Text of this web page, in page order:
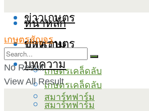
ข่าวเกษตร
บทความ
เกษตรเคล็ดลับ
สมาร์ทฟาร์ม
หน้าหลัก
ข่าวเกษตร
บทความ
เกษตรเคล็ดลับ
สมาร์ทฟาร์ม
เกษตรสัญจร
No Result
View All Result